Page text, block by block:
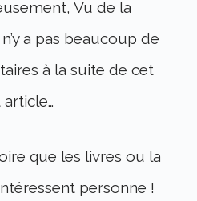
Vu de la
a pas beaucoup de
à la suite de cet
que les livres ou la
personne !